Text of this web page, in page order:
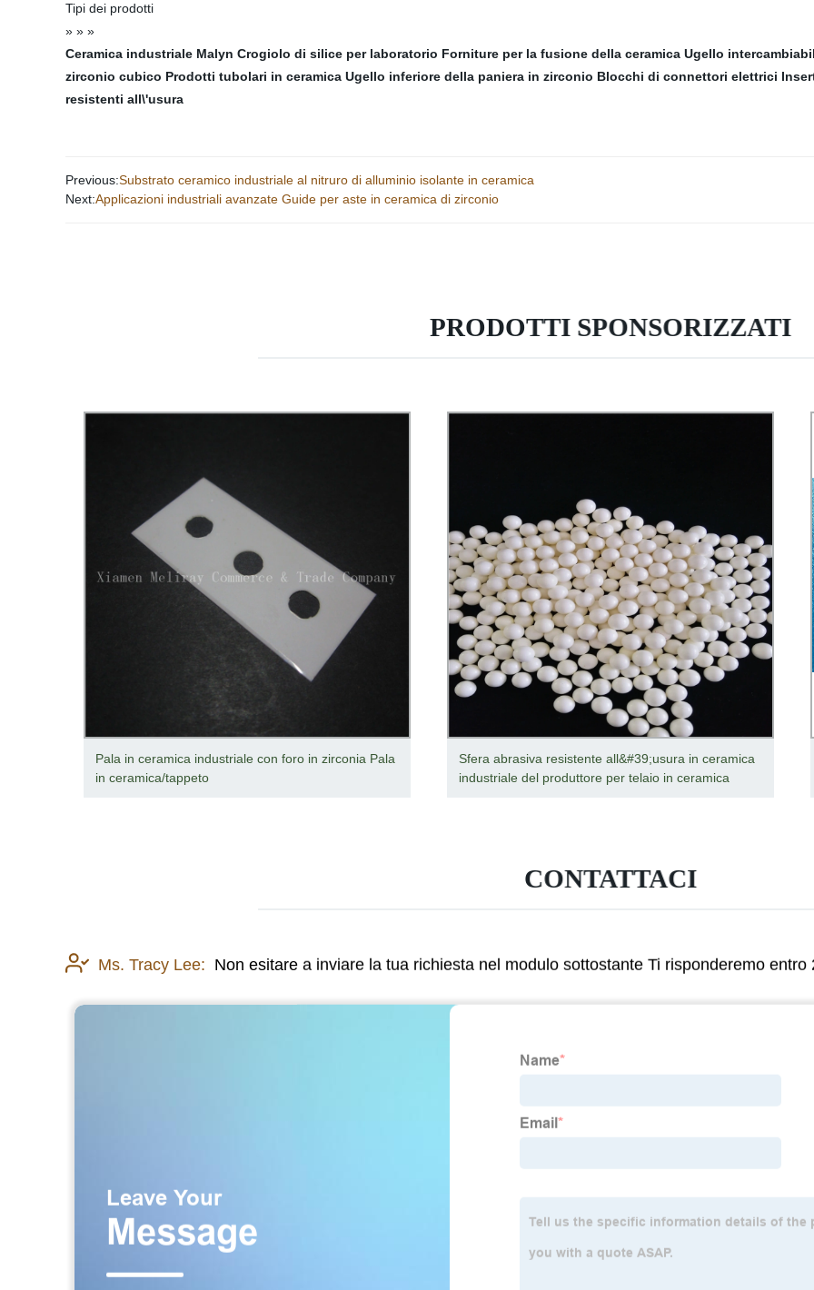
Tipi dei prodotti
» » »
Ceramica industriale Malyn Crogiolo di silice per laboratorio Forniture per la fusione della ceramica Ugello
zirconio cubico Prodotti tubolari in ceramica Ugello inferiore della paniera in zirconio Blocchi di connettori elettrici
resistenti all\'usura
Previous:Substrato ceramico industriale al nitruro di alluminio isolante in ceramica
Next:Applicazioni industriali avanzate Guide per aste in ceramica di zirconio
PRODOTTI SPONSORIZZATI
Pala in ceramica industriale con foro in zirconia Pala
in ceramica/tappeto
Sfera abrasiva resistente all&#39;usura in ceramica
industriale del produttore per telaio in ceramica
CONTATTACI
Ms. Tracy Lee: Non esitare a inviare la tua richiesta nel modulo sottostante Ti risponderemo entro